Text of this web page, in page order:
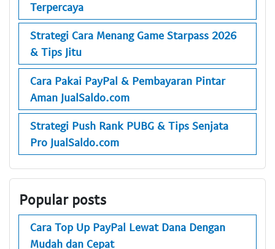
Terpercaya
Strategi Cara Menang Game Starpass 2026
& Tips Jitu
Cara Pakai PayPal & Pembayaran Pintar
Aman JualSaldo.com
Strategi Push Rank PUBG & Tips Senjata
Pro JualSaldo.com
Popular posts
Cara Top Up PayPal Lewat Dana Dengan
Mudah dan Cepat